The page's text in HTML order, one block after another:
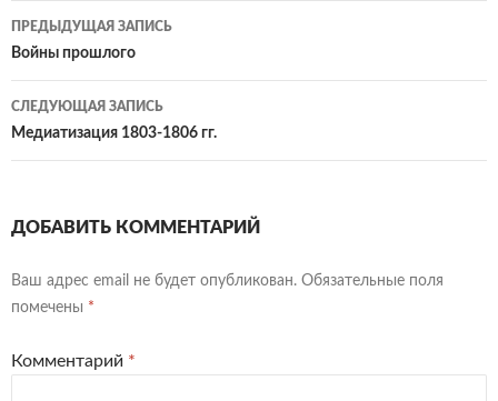
Навигация
по
записям
ПРЕДЫДУЩАЯ ЗАПИСЬ
Войны прошлого
СЛЕДУЮЩАЯ ЗАПИСЬ
Медиатизация 1803-1806 гг.
ДОБАВИТЬ КОММЕНТАРИЙ
Ваш адрес email не будет опубликован. Обязательные поля
помечены *
Комментарий *